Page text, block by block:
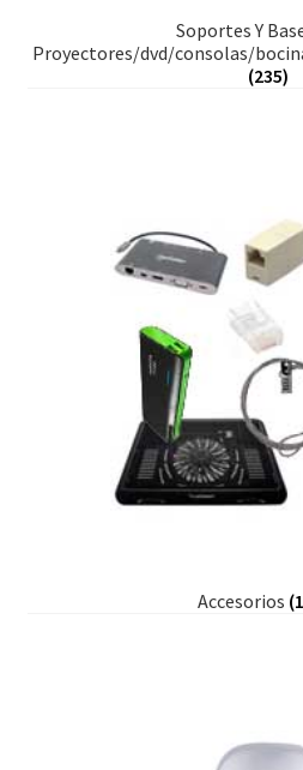
Soportes Y
Proyectores/dvd/consolas/
(235)
Accesorios